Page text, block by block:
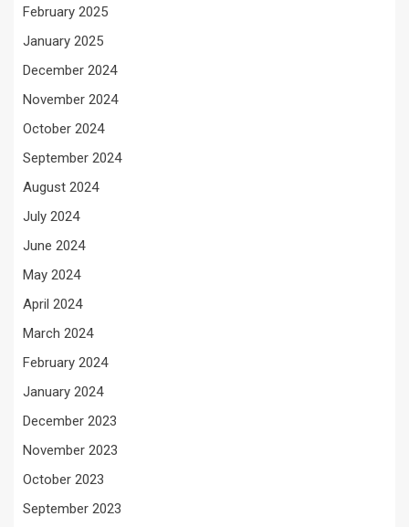
February 2025
January 2025
December 2024
November 2024
October 2024
September 2024
August 2024
July 2024
June 2024
May 2024
April 2024
March 2024
February 2024
January 2024
December 2023
November 2023
October 2023
September 2023